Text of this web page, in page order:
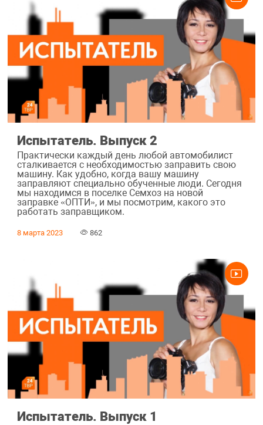
Испытатель. Выпуск 2
Практически каждый день любой автомобилист
сталкивается с необходимостью заправить свою
машину. Как удобно, когда вашу машину
заправляют специально обученные люди. Сегодня
мы находимся в поселке Семхоз на новой
заправке «ОПТИ», и мы посмотрим, какого это
работать заправщиком.
8 марта 2023 862
Испытатель. Выпуск 1